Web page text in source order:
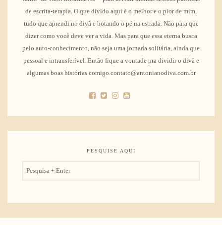
de escrita-terapia. O que divido aqui é o melhor e o pior de mim,
tudo que aprendi no divã e botando o pé na estrada. Não para que
dizer como você deve ver a vida. Mas para que essa eterna busca
pelo auto-conhecimento, não seja uma jornada solitária, ainda que
pessoal e intransferível. Então fique a vontade pra dividir o divã e
algumas boas histórias comigo.contato@antonianodiva.com.br
PESQUISE AQUI